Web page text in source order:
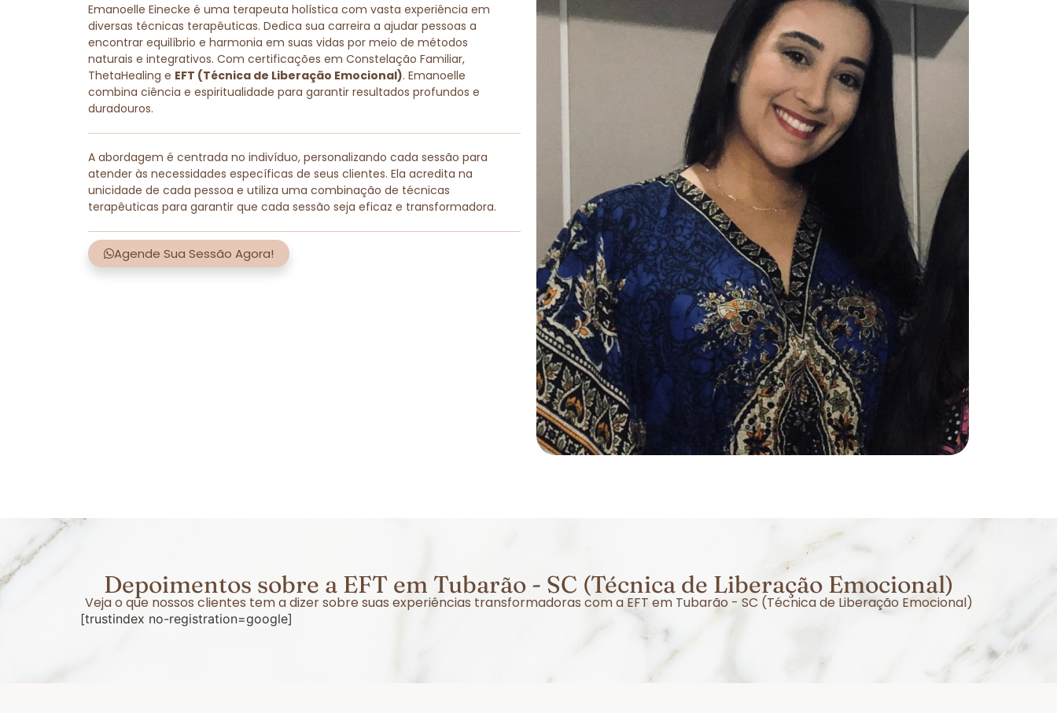
Emanoelle Einecke é uma terapeuta holística com vasta experiência em
diversas técnicas terapêuticas. Dedica sua carreira a ajudar pessoas a
encontrar equilíbrio e harmonia em suas vidas por meio de métodos
naturais e integrativos. Com certificações em Constelação Familiar,
ThetaHealing e EFT (Técnica de Liberação Emocional). Emanoelle
combina ciência e espiritualidade para garantir resultados profundos e
duradouros.
A abordagem é centrada no indivíduo, personalizando cada sessão para
atender às necessidades específicas de seus clientes. Ela acredita na
unicidade de cada pessoa e utiliza uma combinação de técnicas
terapêuticas para garantir que cada sessão seja eficaz e transformadora.
Agende Sua Sessão Agora!
Depoimentos sobre a EFT em Tubarão - SC (Técnica de Liberação Emocional)
Veja o que nossos clientes tem a dizer sobre suas experiências transformadoras com a EFT em Tubarão - SC (Técnica de Liberação Emocional)
[trustindex no-registration=google]